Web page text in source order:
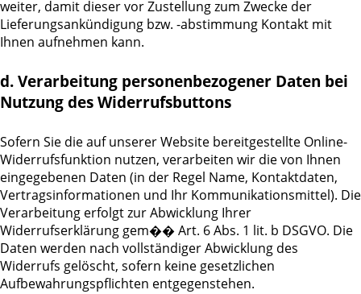
weiter, damit dieser vor Zustellung zum Zwecke der
Lieferungsankündigung bzw. -abstimmung Kontakt mit
Ihnen aufnehmen kann.
d. Verarbeitung personenbezogener Daten bei
Nutzung des Widerrufsbuttons
Sofern Sie die auf unserer Website bereitgestellte Online-
Widerrufsfunktion nutzen, verarbeiten wir die von Ihnen
eingegebenen Daten (in der Regel Name, Kontaktdaten,
Vertragsinformationen und Ihr Kommunikationsmittel). Die
Verarbeitung erfolgt zur Abwicklung Ihrer
Widerrufserklärung gem�� Art. 6 Abs. 1 lit. b DSGVO. Die
Daten werden nach vollständiger Abwicklung des
Widerrufs gelöscht, sofern keine gesetzlichen
Aufbewahrungspflichten entgegenstehen.